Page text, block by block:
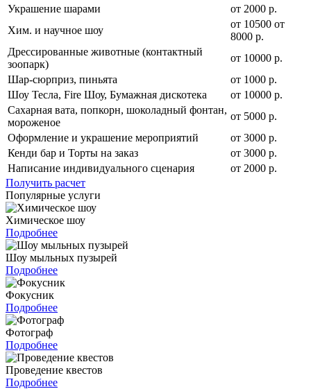
Украшение шарами
от 2000 р.
Хим. и научное шоу
от 10500 от
8000 р.
Дрессированные животные (контактный
зоопарк)
от 10000 р.
Шар-сюрприз, пиньята
от 1000 р.
Шоу Тесла, Fire Шоу, Бумажная дискотека
от 10000 р.
Сахарная вата, попкорн, шоколадный фонтан,
мороженое
от 5000 р.
Оформление и украшение мероприятий
от 3000 р.
Кенди бар и Торты на заказ
от 3000 р.
Написание индивидуального сценария
от 2000 р.
Получить расчет
Популярные услуги
Химическое шоу
Подробнее
Шоу мыльных пузырей
Подробнее
Фокусник
Подробнее
Фотограф
Подробнее
Проведение квестов
Подробнее